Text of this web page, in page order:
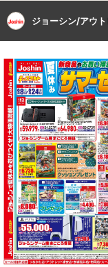
ジョーシン/アウ